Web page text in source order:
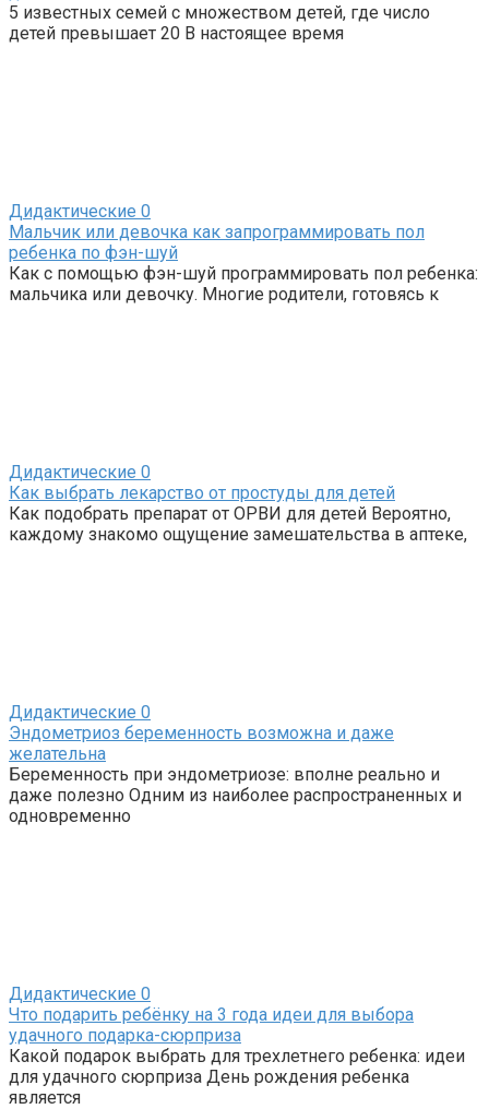
5 известных семей с множеством детей, где число
детей превышает 20 В настоящее время
Дидактические 0
Мальчик или девочка как запрограммировать пол
ребенка по фэн-шуй
Как с помощью фэн-шуй программировать пол ребенка:
мальчика или девочку. Многие родители, готовясь к
Дидактические 0
Как выбрать лекарство от простуды для детей
Как подобрать препарат от ОРВИ для детей Вероятно,
каждому знакомо ощущение замешательства в аптеке,
Дидактические 0
Эндометриоз беременность возможна и даже
желательна
Беременность при эндометриозе: вполне реально и
даже полезно Одним из наиболее распространенных и
одновременно
Дидактические 0
Что подарить ребёнку на 3 года идеи для выбора
удачного подарка-сюрприза
Какой подарок выбрать для трехлетнего ребенка: идеи
для удачного сюрприза День рождения ребенка
является